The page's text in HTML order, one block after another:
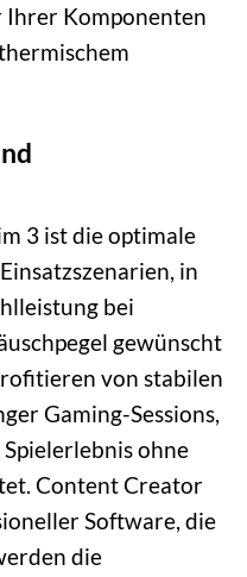
Ihrer Komponenten
3 ist die optimale
in
bei
gewünscht
von stabilen
Gaming-Sessions,
ohne
Content Creator
Software, die
die